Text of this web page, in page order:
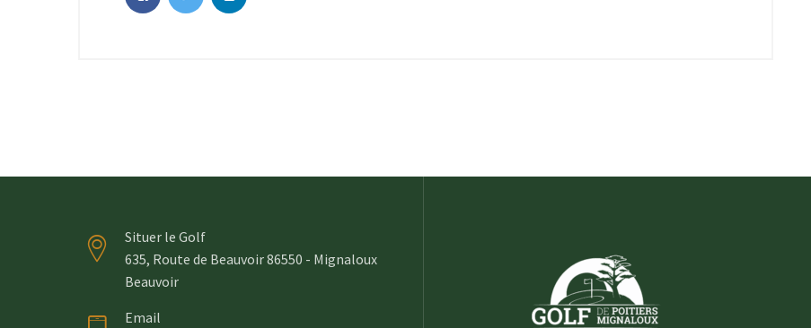
Situer le Golf
635, Route de Beauvoir 86550 - Mignaloux
Beauvoir
Email